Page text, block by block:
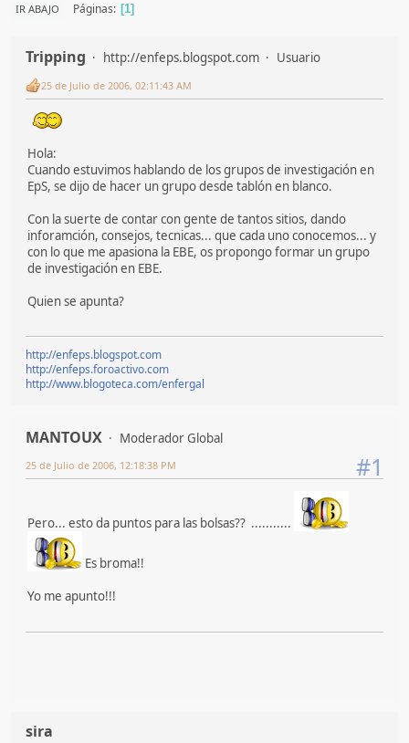
IR ABAJO Páginas 1
Tripping http://enfeps.blogspot.com Usuario
25 de Julio de 2006, 02:11:43 AM
Hola:
Cuando estuvimos hablando de los grupos de investigación en
EpS, se dijo de hacer un grupo desde tablón en blanco.
Con la suerte de contar con gente de tantos sitios, dando
inforamción, consejos, tecnicas... que cada uno conocemos... y
con lo que me apasiona la EBE, os propongo formar un grupo
de investigación en EBE.
Quien se apunta?
http://enfeps.blogspot.com
http://enfeps.foroactivo.com
http://www.blogoteca.com/enfergal
MANTOUX Moderador Global
#1
25 de Julio de 2006, 12:18:38 PM
Pero... esto da puntos para las bolsas?? ...........
Es broma!!
Yo me apunto!!!
sira